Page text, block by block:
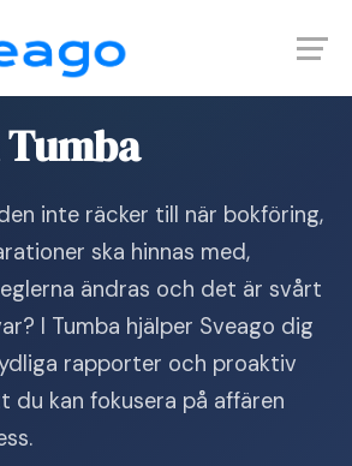
inte räcker till när bokföring,
ska hinnas med,
ändras och det är svårt
I Tumba hjälper Sveago dig
rapporter och proaktiv
du kan fokusera på affären